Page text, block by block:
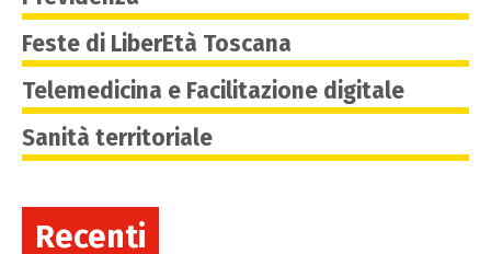
Feste di LiberEtà Toscana
Telemedicina e Facilitazione digitale
Sanità territoriale
Recenti